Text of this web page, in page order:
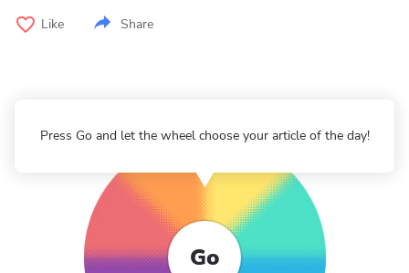
Like Share
Go
Press Go and let the wheel choose your article of the day!